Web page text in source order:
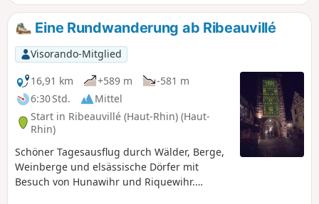
hinauf, dann folgt der Aufstieg auf den
Taennechel über seinen recht steilen
Südostgipfel, der Rocher de la Paix d'Udine
genannt wird und ebenfalls einen
atemberaubenden Blick auf die elsässische
Ebene bietet. Anschließend werden die
zahlreichen Sandsteinfelsen besichtigt, die
den Kamm säumen, bevor es wieder
hinunter nach Ribeauvillé geht.
Eine Rundwanderung ab Ribeauvillé
Visorando-Mitglied
16,91 km
+589 m
-581 m
6:30 Std.
Mittel
Start in Ribeauvillé (Haut-Rhin) (Haut-
Rhin)
Schöner Tagesausflug durch Wälder, Berge,
Weinberge und elsässische Dörfer mit
Besuch von Hunawihr und Riquewihr.